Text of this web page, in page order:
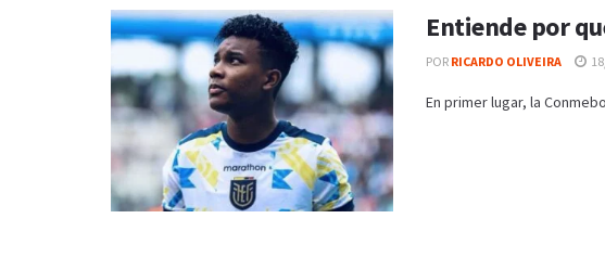
Entiende por
POR RICARDO OLIVEIRA
En primer lugar, la